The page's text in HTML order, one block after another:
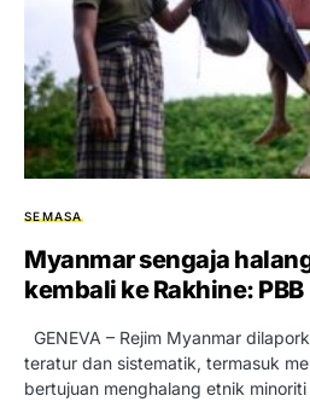
SEMASA
Myanmar sengaja
kembali ke Rakhine: PBB
GENEVA – Rejim Myanmar
teratur dan sistematik, termasuk
bertujuan menghalang etnik